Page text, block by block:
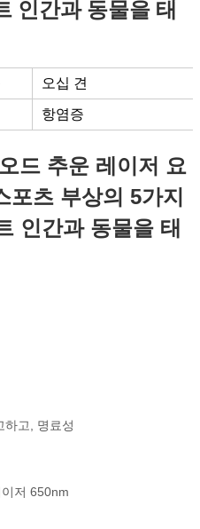
인간과 동물을 태
오십 견
항염증
드 추운 레이저 요
포츠 부상의 5가지
인간과 동물을 태
하고, 명료성
저 650nm